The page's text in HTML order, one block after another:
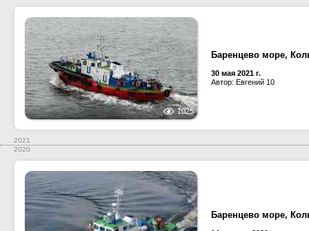
1025
Баренцево море,
30 мая 2021 г.
Автор: Евгений 10
2021
2020
Баренцево море,